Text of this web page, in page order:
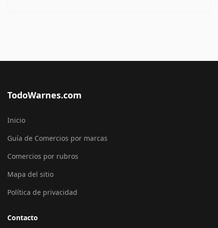
TodoWarnes.com
Inicio
Guía de Comercios por marcas
Comercios por rubros
Mapa del sitio
Política de privacidad
Contacto